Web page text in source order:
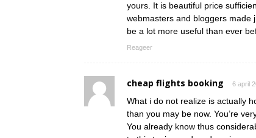
yours. It is beautiful price
webmasters and bloggers made
be a lot more useful than ever
Reageer
cheap flights booking 6 april
What i do not realize is actually
than you may be now. You’re
You already know thus